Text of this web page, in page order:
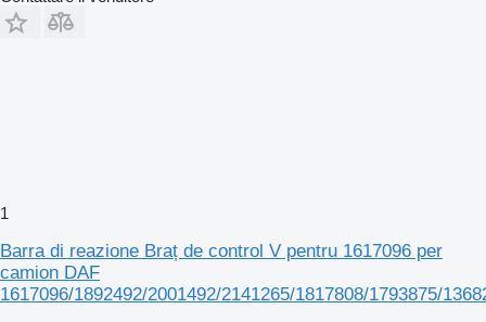
1
Barra di reazione Braț de control V pentru 1617096 per
camion DAF
1617096/1892492/2001492/2141265/1817808/1793875/